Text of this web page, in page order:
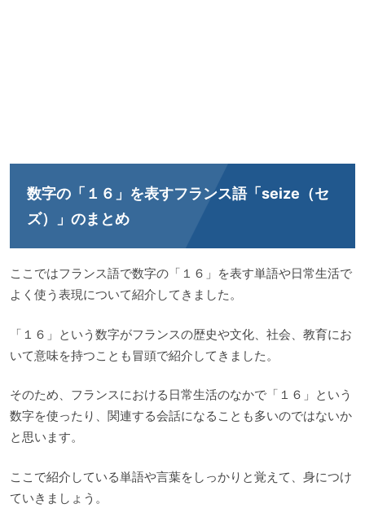
数字の「１６」を表すフランス語「seize（セ
ズ）」のまとめ
ここではフランス語で数字の「１６」を表す単語や日常生活で
よく使う表現について紹介してきました。
「１６」という数字がフランスの歴史や文化、社会、教育にお
いて意味を持つことも冒頭で紹介してきました。
そのため、フランスにおける日常生活のなかで「１６」という
数字を使ったり、関連する会話になることも多いのではないか
と思います。
ここで紹介している単語や言葉をしっかりと覚えて、身につけ
ていきましょう。